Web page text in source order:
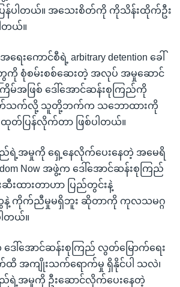
စာ
း
န်ပါတယ်။ အသေးစိတ်ကို ကိုသိန်းထိုက်ဦး
တယ်။
ကောင်စီရဲ့ arbitrary detention ခေါ်
ေကို စုံစမ်းစစ်ဆေးတဲ့ အလုပ် အမှုဆောင်
အဖြစ် ဒေါ်အောင်ဆန်းစုကြည်ကို
ပတ်သက်လို့ သူတို့ဘက်က သဘောထားကို
ထုတ်ပြန်လိုက်တာ ဖြစ်ပါတယ်။
ည်ရဲ့အမှုကို ရှေ့နေလိုက်ပေးနေတဲ့ အမေရိ
Now အဖွဲ့က ဒေါ်အောင်ဆန်းစုကြည်
းထားတာဟာ ပြည်တွင်းနဲ့
နဲ့ ကိုက်ညီမှုမရှိဘူး ဆိုတာကို ကုလသမဂ္ဂ
ါတယ်။
ေါ်အောင်ဆန်းစုကြည် လွတ်မြောက်ရေး
အကျိုးသက်ရောက်မှု ရှိနိုင်ပါ သလဲ၊
ည်ရဲ့အမှုကို ဦးဆောင်လိုက်ပေးနေတဲ့